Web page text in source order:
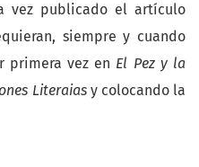
vez publicado el artículo
siempre y cuando
primera vez en El Pez y la
Literaias y colocando la